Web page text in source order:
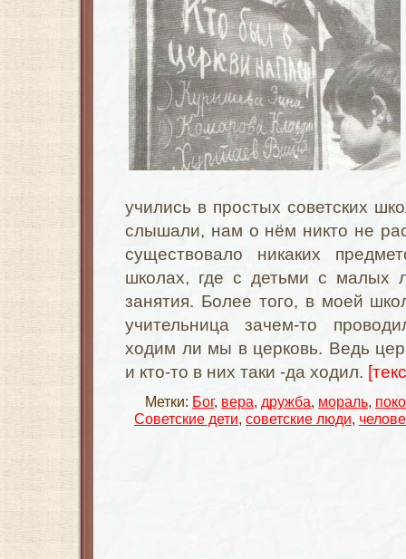
учились в простых советских
слышали, нам о нём никто не
существовало никаких
школах, где с детьми с малых
занятия. Более того, в моей
учительница зачем-то
ходим ли мы в церковь. Ведь
и кто-то в них таки -да ходил.
Метки: Бог, вера, дружба, мораль,
Советские дети, советские люди,